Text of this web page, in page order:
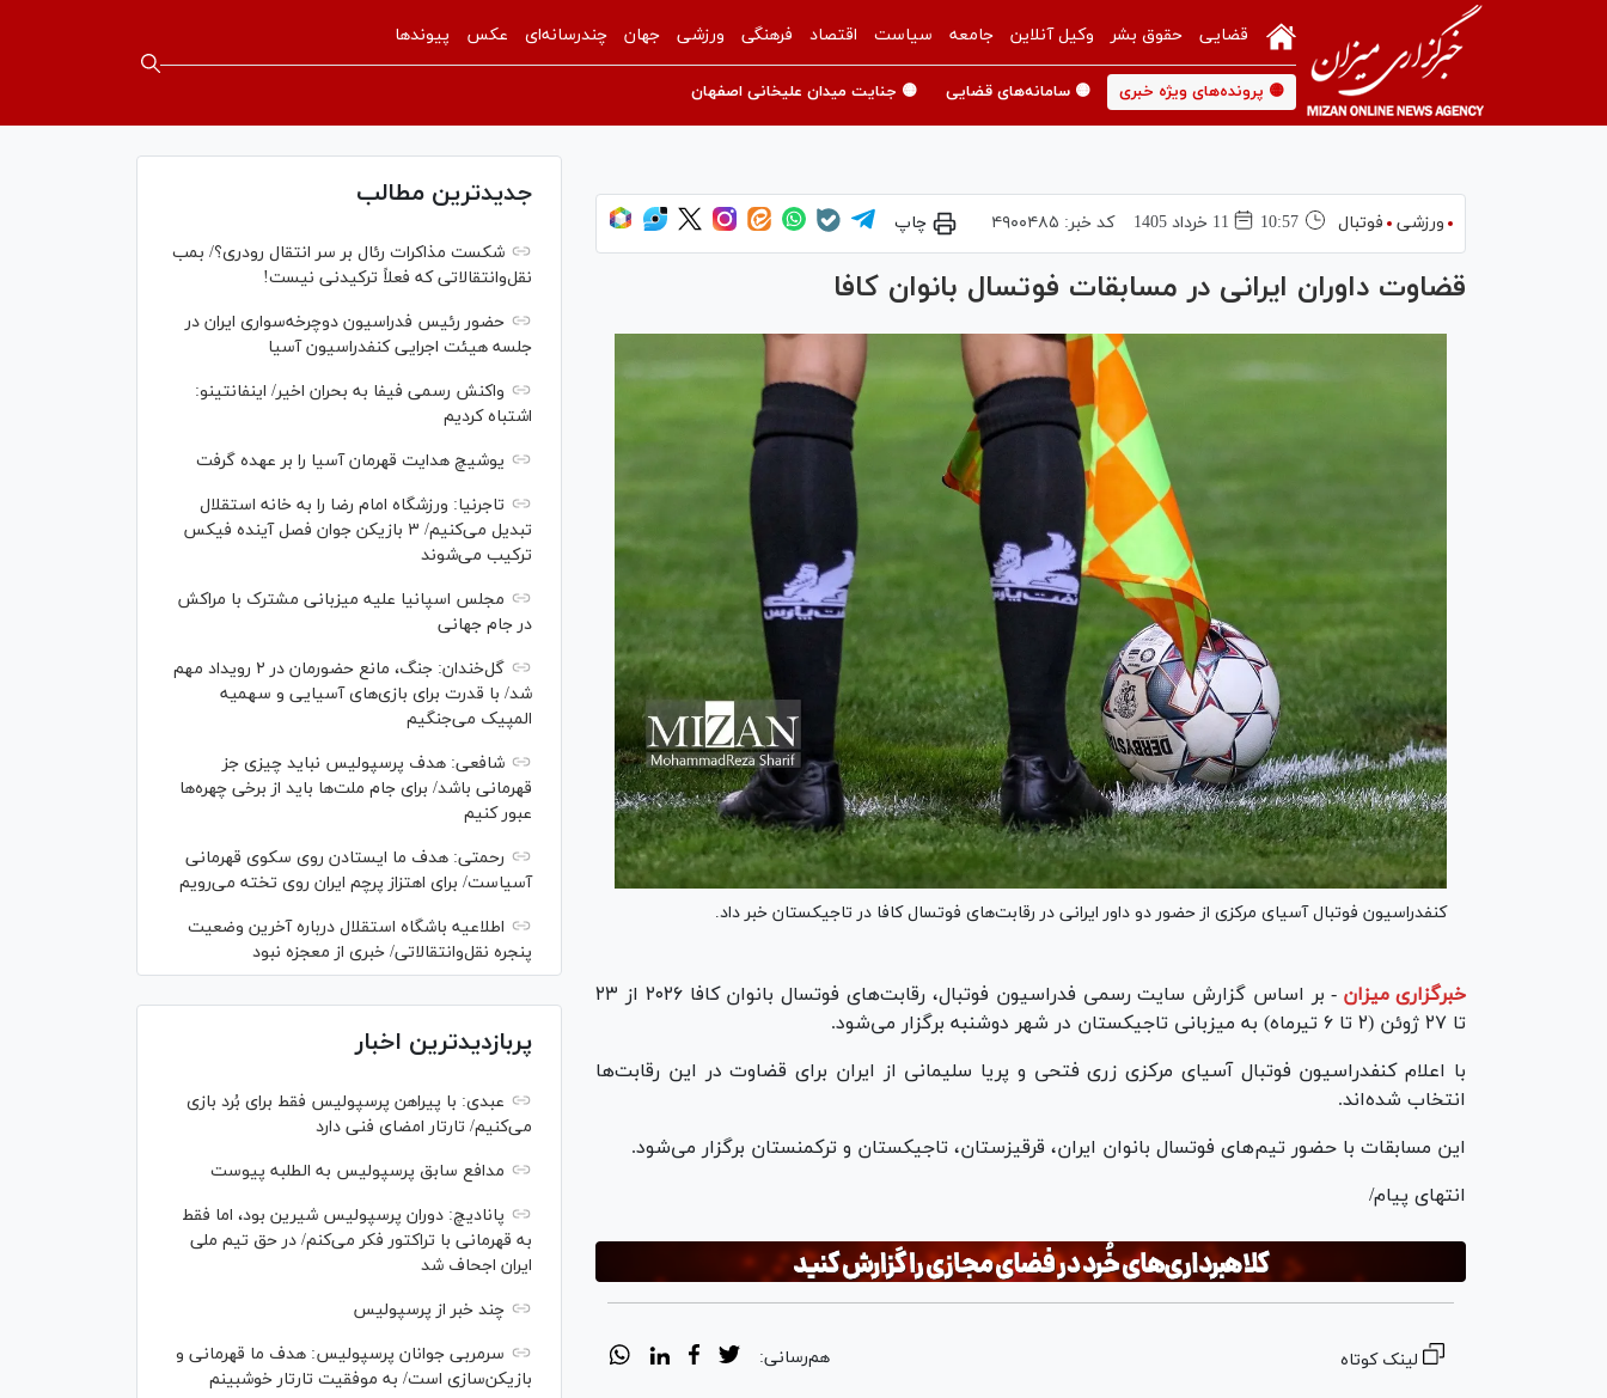
قضایی حقوق بشر وکیل آنلاین جامعه سیاست اقتصاد فرهنگی ورزشی جهان چندرسانه‌ای عکس پیوندها
🟡 پرونده‌های ویژه خبری 🟡 سامانه‌های قضایی 🟡 جنایت میدان علیخانی اصفهان
ورزشی فوتبال 10:57 11 خرداد 1405 کد خبر: ۴۹۰۰۴۸۵ چاپ
قضاوت داوران ایرانی در مسابقات فوتسال بانوان کافا
کنفدراسیون فوتبال آسیای مرکزی از حضور دو داور ایرانی در رقابت‌های فوتسال کافا در تاجیکستان خبر داد.
خبرگزاری میزان -
بر اساس گزارش سایت رسمی فدراسیون فوتبال، رقابت‌های فوتسال بانوان کافا ۲۰۲۶ از ۲۳
تا ۲۷ ژوئن (۲ تا ۶ تیرماه) به میزبانی تاجیکستان در شهر دوشنبه برگزار می‌شود.
با اعلام کنفدراسیون فوتبال آسیای مرکزی زری فتحی و پریا سلیمانی از ایران برای قضاوت در این رقابت‌ها
انتخاب شده‌اند.
این مسابقات با حضور تیم‌های فوتسال بانوان ایران، قرقیزستان، تاجیکستان و ترکمنستان برگزار می‌شود.
انتهای پیام/
لینک کوتاه هم‌رسانی:
جدیدترین مطالب
شکست مذاکرات رئال بر سر انتقال رودری؟/ بمب
نقل‌وانتقالاتی که فعلاً ترکیدنی نیست!
حضور رئیس فدراسیون دوچرخه‌سواری ایران در
جلسه هیئت اجرایی کنفدراسیون آسیا
واکنش رسمی فیفا به بحران اخیر/ اینفانتینو:
اشتباه کردیم
یوشیچ هدایت قهرمان آسیا را بر عهده گرفت
تاجرنیا: ورزشگاه امام رضا را به خانه استقلال
تبدیل می‌کنیم/ ۳ بازیکن جوان فصل آینده فیکس
ترکیب می‌شوند
مجلس اسپانیا علیه میزبانی مشترک با مراکش
در جام جهانی
گل‌خندان: جنگ، مانع حضورمان در ۲ رویداد مهم
شد/ با قدرت برای بازی‌های آسیایی و سهمیه
المپیک می‌جنگیم
شافعی: هدف پرسپولیس نباید چیزی جز
قهرمانی باشد/ برای جام ملت‌ها باید از برخی چهره‌ها
عبور کنیم
رحمتی: هدف ما ایستادن روی سکوی قهرمانی
آسیاست/ برای اهتزاز پرچم ایران روی تخته می‌رویم
اطلاعیه باشگاه استقلال درباره آخرین وضعیت
پنجره نقل‌وانتقالاتی/ خبری از معجزه نبود
پربازدیدترین اخبار
عبدی: با پیراهن پرسپولیس فقط برای بُرد بازی
می‌کنیم/ تارتار امضای فنی دارد
مدافع سابق پرسپولیس به الطلبه پیوست
پانادیچ: دوران پرسپولیس شیرین بود، اما فقط
به قهرمانی با تراکتور فکر می‌کنم/ در حق تیم ملی
ایران اجحاف شد
چند خبر از پرسپولیس
سرمربی جوانان پرسپولیس: هدف ما قهرمانی و
بازیکن‌سازی است/ به موفقیت تارتار خوشبینم